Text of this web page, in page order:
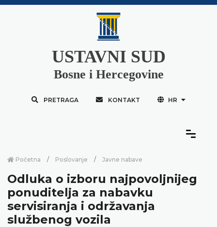
USTAVNI SUD
Bosne i Hercegovine
PRETRAGA KONTAKT HR
Početna Poslovanje Javne nabave
Odluka o izboru najpovoljnijeg
ponuditelja za nabavku
servisiranja i održavanja
službenog vozila